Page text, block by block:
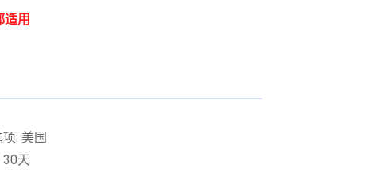
适用
: 美国
天